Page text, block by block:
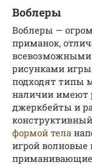
Воблеры
Воблеры —
приманок,
всевозможными
рисунками
подходят типы
наличии имеют
джеркбейты и
формой тела
игрой
приманивающие